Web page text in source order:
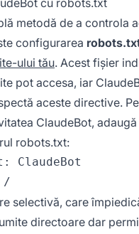
cu robots.txt
metodă de a controla
configurarea
ului tău. Acest fișier
pot accesa, iar
aceste directive.
ClaudeBot,
robots.txt:
ClaudeBot
selectivă, care
directoare dar